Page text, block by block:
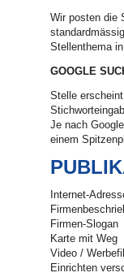
Wir posten die
Stellenthema
GOOGLE
Stelle
Je nach
einem
Internet-
Firmen-Slogan
Karte mit Weg
Video /
Einrichten